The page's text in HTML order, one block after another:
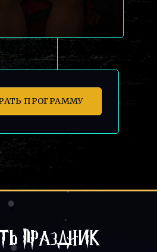
ПРОГРАММУ
ПРАЗДНИК